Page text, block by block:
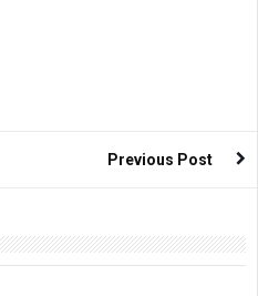
Previous Post